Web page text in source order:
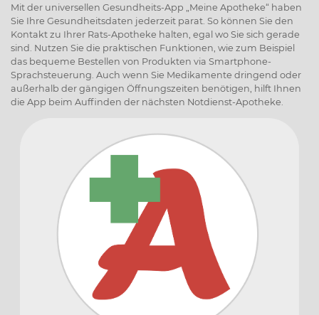
Mit der universellen Gesundheits-App „Meine Apotheke“ haben
Sie Ihre Gesundheitsdaten jederzeit parat. So können Sie den
Kontakt zu Ihrer Rats-Apotheke halten, egal wo Sie sich gerade
sind. Nutzen Sie die praktischen Funktionen, wie zum Beispiel
das bequeme Bestellen von Produkten via Smartphone-
Sprachsteuerung. Auch wenn Sie Medikamente dringend oder
außerhalb der gängigen Öffnungszeiten benötigen, hilft Ihnen
die App beim Auffinden der nächsten Notdienst-Apotheke.